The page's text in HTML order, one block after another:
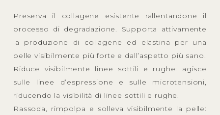
Preserva il collagene esistente rallentandone il
processo di degradazione. Supporta attivamente
la produzione di collagene ed elastina per una
pelle visibilmente più forte e dall’aspetto più sano.
Riduce visibilmente linee sottili e rughe: agisce
sulle linee d’espressione e sulle microtensioni,
riducendo la visibilità di linee sottili e rughe.
Rassoda, rimpolpa e solleva visibilmente la pelle: